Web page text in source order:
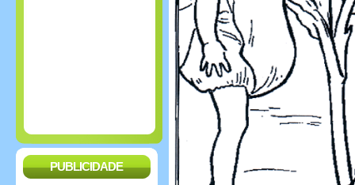
PUBLICIDADE